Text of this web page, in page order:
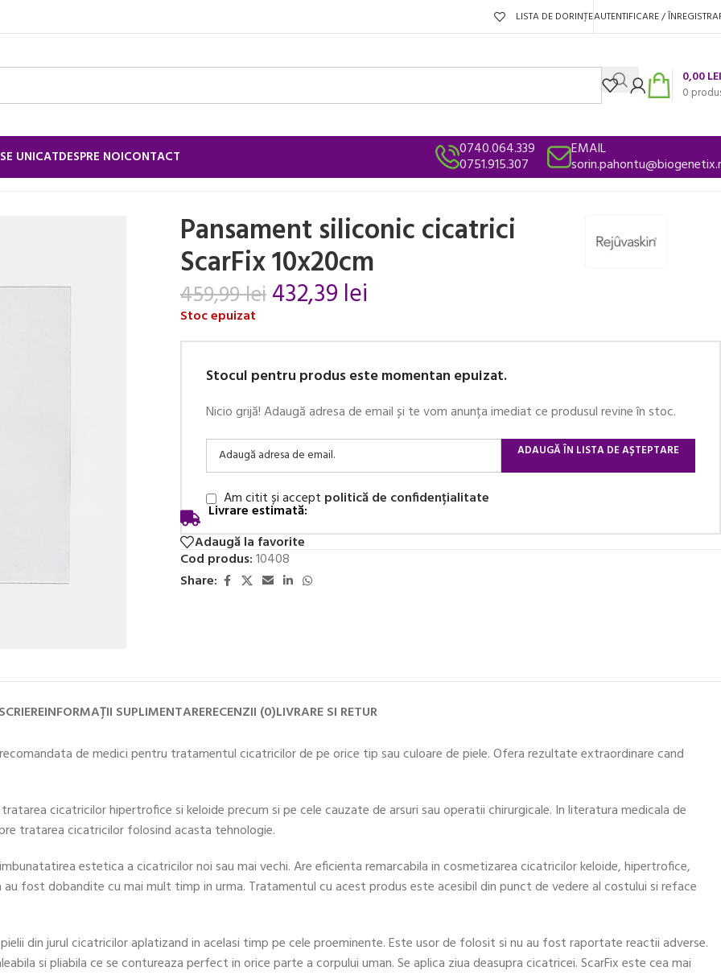
LISTA DE DORINȚEAUTENTIFICARE /
0
0,00LEI
UNICATDESPRE NOICONTACT 0740.064.339
0751.915.307
EMAIL
Pansament siliconic cicatrici
ScarFix 10x20cm
459,99lei432,39 lei
Stoc epuizat
Stocul pentru produs este momentan epuizat.
Nicio grijă! Adaugă adresa de email și te vom anunța imediat ce produsul revine în stoc.
ADAUGĂ ÎN LISTA DE AȘTEPTARE
Am citit și accept politică de confidențialitate
Livrare estimată:
Adaugă la favorite
Cod produs:10408
Share:
INFORMAȚII SUPLIMENTARERECENZII (0)LIVRARE SI RETUR
de medici pentru tratamentul cicatricilor de pe orice tip sau culoare de piele. Ofera rezultate extraordinare cand
cicatricilor hipertrofice si keloide precum si pe cele cauzate de arsuri sau operatii chirurgicale. In literatura medicala de
tratarea cicatricilor folosind acasta tehnologie.
estetica a cicatricilor noi sau mai vechi. Are eficienta remarcabila in cosmetizarea cicatricilor keloide, hipertrofice,
fost dobandite cu mai mult timp in urma. Tratamentul cu acest produs este acesibil din punct de vedere al costului si reface
din jurul cicatricilor aplatizand in acelasi timp pe cele proeminente. Este usor de folosit si nu au fost raportate reactii adverse.
si pliabila ce se contureaza perfect in orice parte a corpului uman. Se aplica ziua deasupra cicatricei. ScarFix este cea mai